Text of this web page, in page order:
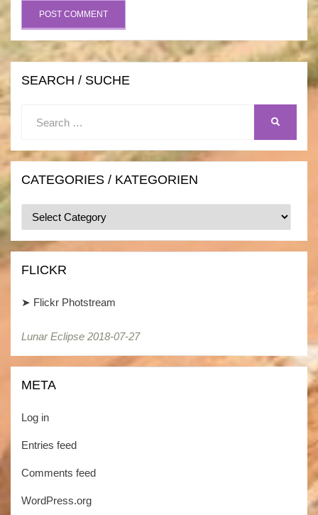
SEARCH / SUCHE
CATEGORIES / KATEGORIEN
Categories
/
Kategorien
FLICKR
➤ Flickr Photstream
Lunar Eclipse 2018-07-27
META
Log in
Entries feed
Comments feed
WordPress.org